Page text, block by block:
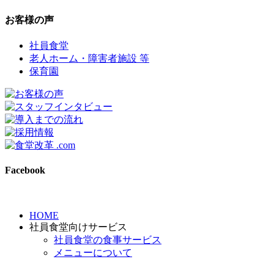
お客様の声
社員食堂
老人ホーム・障害者施設 等
保育園
Facebook
HOME
社員食堂向けサービス
社員食堂の食事サービス
メニューについて